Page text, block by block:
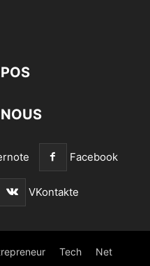
Facebook
VKontakte
Tech Net